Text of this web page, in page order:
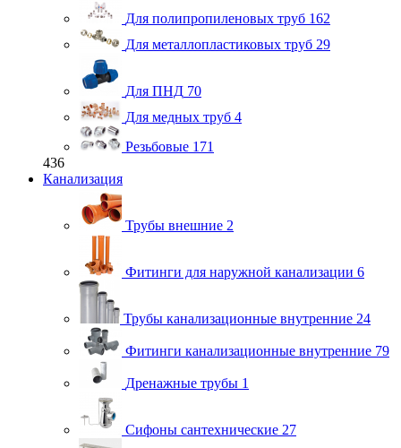
Для полипропиленовых труб 162
Для металлопластиковых труб 29
Для ПНД 70
Для медных труб 4
Резьбовые 171
436
Канализация
Трубы внешние 2
Фитинги для наружной канализации 6
Трубы канализационные внутренние 24
Фитинги канализационные внутренние 79
Дренажные трубы 1
Сифоны сантехнические 27